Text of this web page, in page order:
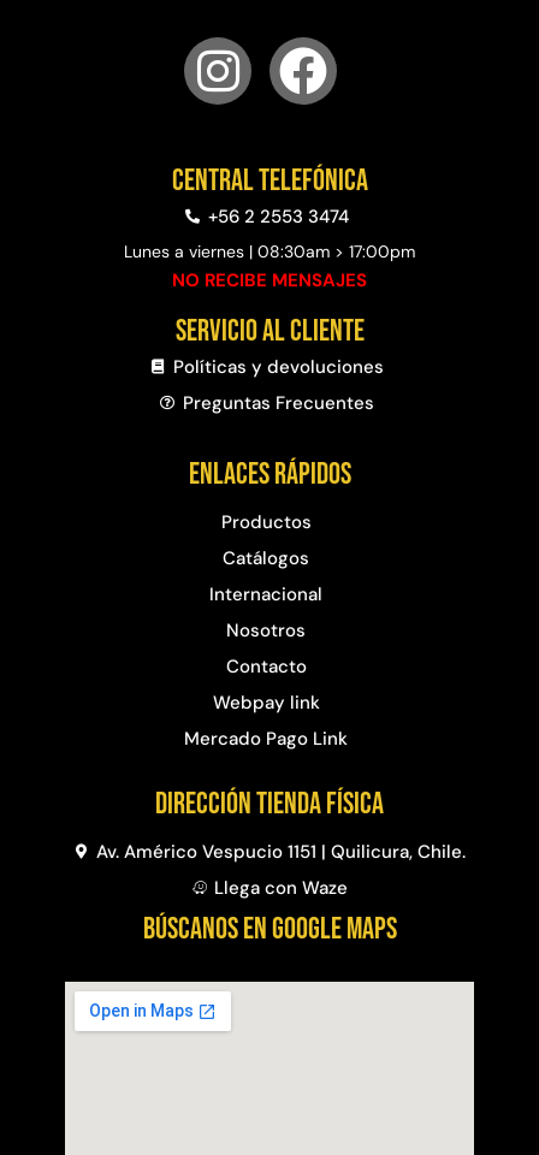
Central telefónica
+56 2 2553 3474
Lunes a viernes | 08:30am > 17:00pm
NO RECIBE MENSAJES
Servicio al cliente
Políticas y devoluciones
Preguntas Frecuentes​
Enlaces rápidos
Productos
Catálogos
Internacional
Nosotros
Contacto
Webpay link
Mercado Pago Link
Dirección Tienda física
Av. Américo Vespucio 1151 | Quilicura, Chile.
Llega con Waze
BÚSCANOS EN GOOGLE MAPS